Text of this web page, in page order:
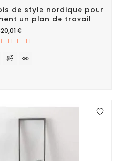
de style nordique pour
un plan de travail
€